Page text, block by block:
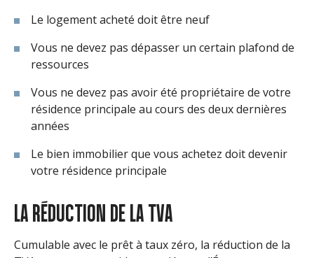
Le logement acheté doit être neuf
Vous ne devez pas dépasser un certain plafond de
ressources
Vous ne devez pas avoir été propriétaire de votre
résidence principale au cours des deux dernières
années
Le bien immobilier que vous achetez doit devenir
votre résidence principale
LA RÉDUCTION DE LA TVA
Cumulable avec le prêt à taux zéro, la réduction de la